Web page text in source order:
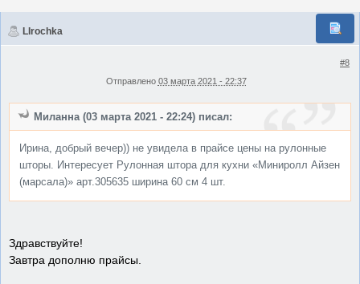
LIrochka
#8
Отправлено 03 марта 2021 - 22:37
Миланна (03 марта 2021 - 22:24) писал:
Ирина, добрый вечер)) не увидела в прайсе цены на рулонные
шторы. Интересует Рулонная штора для кухни «Миниролл Айзен
(марсала)» арт.305635 ширина 60 см 4 шт.
Здравствуйте!
Завтра дополню прайсы.